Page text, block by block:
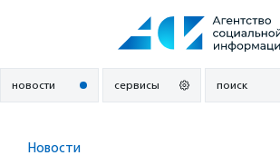
новости сервисы поиск
Новости